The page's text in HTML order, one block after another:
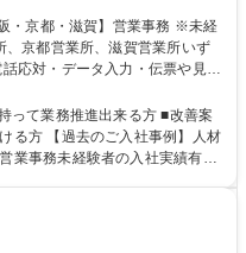
応対・データ入力・伝票や見積
内で発生する事務業務や業務改
業務システムがきちんと構築さ
とができる環境です。また、
※未経験可
って業務推進出来る方 ■改善案
る方 【過去のご入社事例】人材
業事務未経験者の入社実績有
的なサポート、改善の動きも期
て、チームに貢献し、結果的に